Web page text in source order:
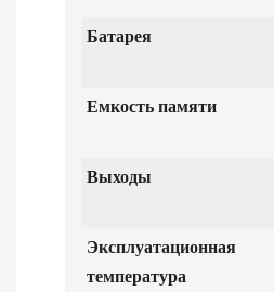
Батарея
Емкость памяти
Выходы
Эксплуатационная
температура